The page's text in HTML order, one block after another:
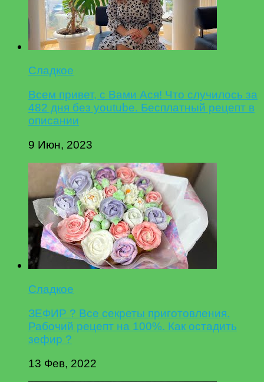
Сладкое
Всем привет, с Вами Ася! Что случилось за
482 дня без youtube. Бесплатный рецепт в
описании
9 Июн, 2023
Сладкое
ЗЕФИР ? Все секреты приготовления.
Рабочий рецепт на 100%. Как остадить
зефир ?
13 Фев, 2022